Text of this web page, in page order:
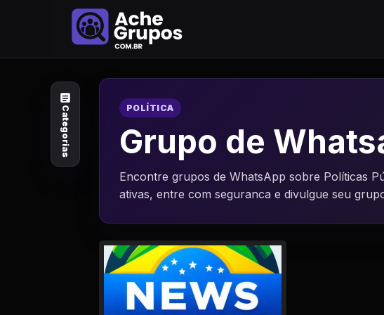
Explore por
assunto
Animais e Natureza
Arte e Design
Auto e Motocicleta
Celebridades e Estilo
Categorias POLÍTICA
Grupo de
Encontre grupos de WhatsApp sobre Políticas
ativas, entre com seguranca e divulgue seu